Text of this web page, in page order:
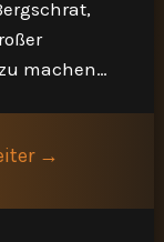
machen…
→